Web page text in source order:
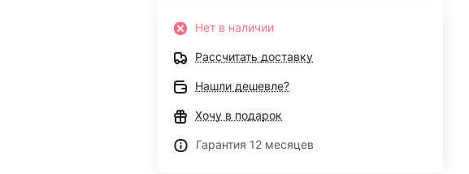
Нет в наличии
Рассчитать доставку
Нашли дешевле?
Хочу в подарок
Гарантия 12 месяцев